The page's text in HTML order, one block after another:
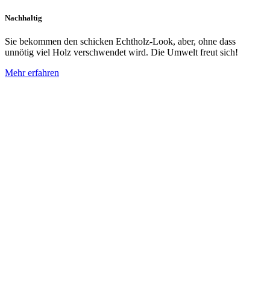
Nachhaltig
Sie bekommen den schicken Echtholz-Look, aber, ohne dass
unnötig viel Holz verschwendet wird. Die Umwelt freut sich!
Mehr erfahren